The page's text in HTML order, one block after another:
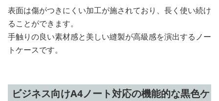
表面は傷がつきにくい加工が施されており、長く使い続け
ることができます。
手触りの良い素材感と美しい縫製が高級感を演出するノー
トケースです。
ビジネス向けA4ノート対応の機能的な黒色ケ